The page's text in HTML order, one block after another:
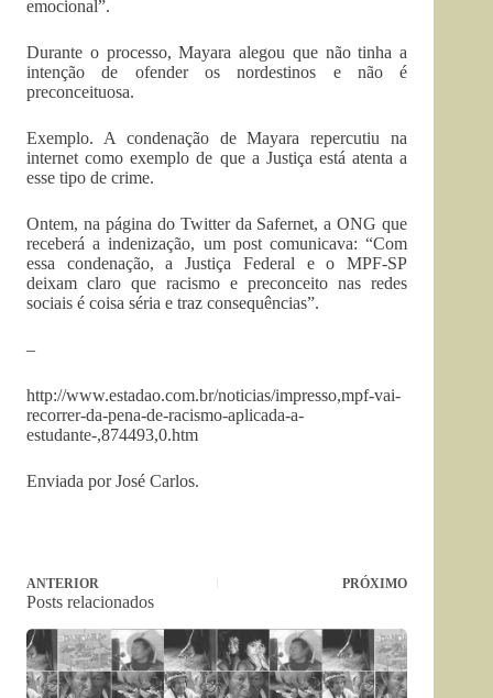
emocional”.
Durante o processo, Mayara alegou que não tinha a
intenção de ofender os nordestinos e não é
preconceituosa.
Exemplo. A condenação de Mayara repercutiu na
internet como exemplo de que a Justiça está atenta a
esse tipo de crime.
Ontem, na página do Twitter da Safernet, a ONG que
receberá a indenização, um post comunicava: “Com
essa condenação, a Justiça Federal e o MPF-SP
deixam claro que racismo e preconceito nas redes
sociais é coisa séria e traz consequências”.
–
http://www.estadao.com.br/noticias/impresso,mpf-vai-
recorrer-da-pena-de-racismo-aplicada-a-
estudante-,874493,0.htm
Enviada por José Carlos.
ANTERIOR PRÓXIMO
Posts relacionados